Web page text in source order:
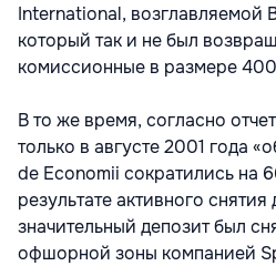
International, возглавляемой
который так и не был
комиссионные в размере
В то же время, согласно
только в августе 2001 года
de Economii сократились на
результате активного
значительный депозит был
офшорной зоны компанией